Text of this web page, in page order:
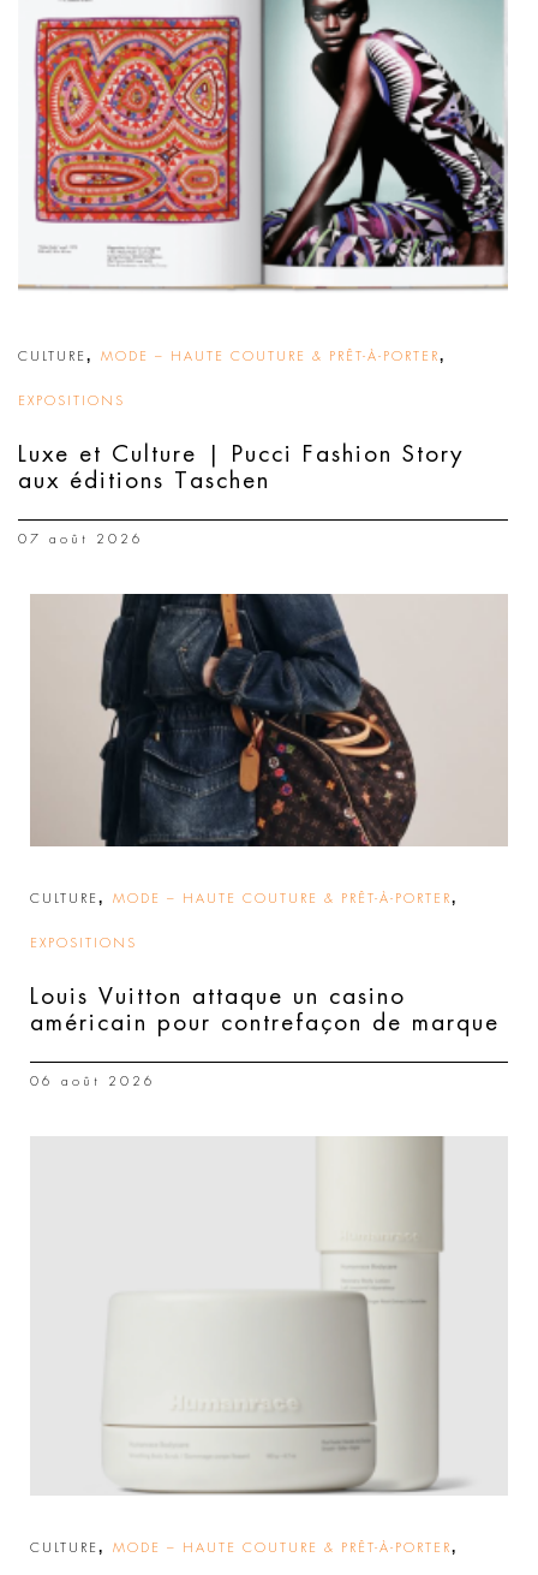
CULTURE , MODE – HAUTE COUTURE & PRÊT-À-PORTER,
EXPOSITIONS
Luxe et Culture | Pucci Fashion Story
aux éditions Taschen
07 août 2026
CULTURE , MODE – HAUTE COUTURE & PRÊT-À-PORTER,
EXPOSITIONS
Louis Vuitton attaque un casino
américain pour contrefaçon de marque
06 août 2026
CULTURE , MODE – HAUTE COUTURE & PRÊT-À-PORTER,